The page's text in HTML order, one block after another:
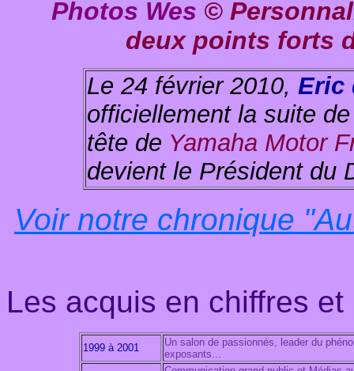
Photos Wes ©
deux points forts
Le 24 février 2010, Eric
officiellement la suite
tête de Yamaha Motor
devient le Président du
Voir notre chronique
Les acquis en chiffres
1999 à 2001
Un salon de passionnés, leader du
exposants...